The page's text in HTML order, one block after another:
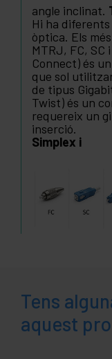
angle inclinat.
Hi ha
òptica. Els
MTRJ, FC, SC
Connect) és
que sol
de tipus
Twist) és un
requereix un
inserció.
Simplex i
Tens
aquest